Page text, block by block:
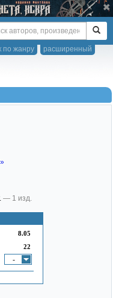
расширенный
по жанру
8.05
22
-
— 1 изд.